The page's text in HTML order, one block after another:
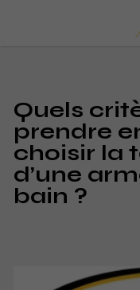
Quels
prendre
choisir la
d’une
bain ?